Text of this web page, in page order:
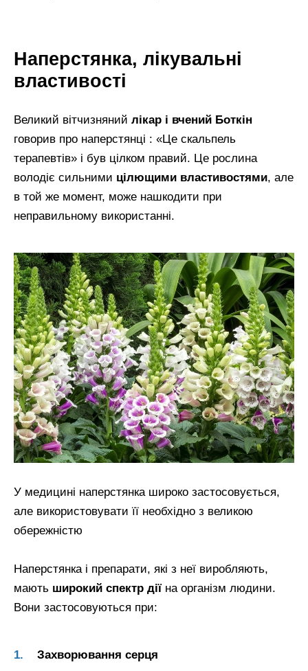
Наперстянка, лікувальні
властивості
Великий вітчизняний лікар і вчений Боткін
говорив про наперстянці : «Це скальпель
терапевтів» і був цілком правий. Це рослина
володіє сильними цілющими властивостями, але
в той же момент, може нашкодити при
неправильному використанні.
У медицині наперстянка широко застосовується,
але використовувати її необхідно з великою
обережністю
Наперстянка і препарати, які з неї виробляють,
мають широкий спектр дії на організм людини.
Вони застосовуються при:
Захворювання серця